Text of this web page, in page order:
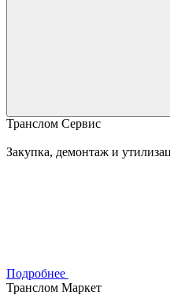
Транслом Сервис
Закупка, демонтаж и
Подробнее
Транслом Маркет